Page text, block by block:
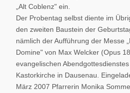
„Alt Coblenz" ein.
Der Probentag selbst diente im
den zweiten Baustein der
nämlich der Aufführung der Messe
Domine" von Max Welcker (Opus
evangelischen
Kastorkirche in Dausenau.
März 2007 Pfarrerin Monika